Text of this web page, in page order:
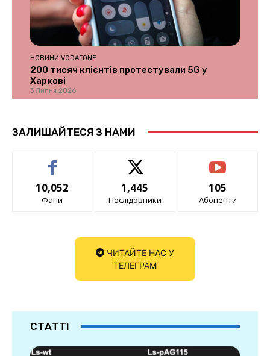
НОВИНИ VODAFONE
200 тисяч клієнтів протестували 5G у
Харкові
3 Липня 2026
ЗАЛИШАЙТЕСЯ З НАМИ
10,052
Фани
1,445
Послідовники
105
Абоненти
ЧИТАЙТЕ НАС У
ТЕЛЕГРАМ
СТАТТІ